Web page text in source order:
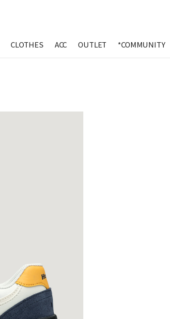
CLOTHES ACC OUTLET *COMMUNITY